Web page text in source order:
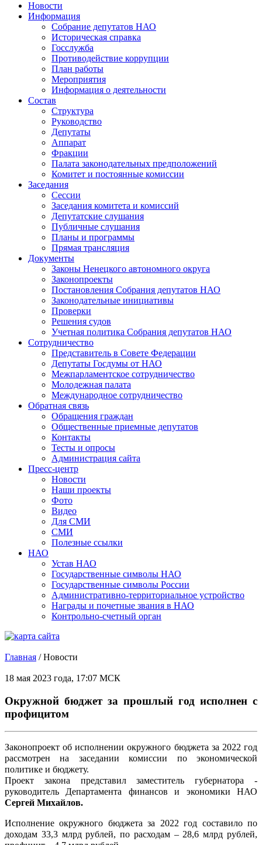
Новости
Информация
Собрание депутатов НАО
Историческая справка
Госслужба
Противодействие коррупции
План работы
Мероприятия
Информация о деятельности
Состав
Структура
Руководство
Депутаты
Аппарат
Фракции
Палата законодательных предположений
Комитет и постоянные комиссии
Заседания
Сессии
Заседания комитета и комиссий
Депутатские слушания
Публичные слушания
Планы и программы
Прямая трансляция
Документы
Законы Ненецкого автономного округа
Законопроекты
Постановления Собрания депутатов НАО
Законодательные инициативы
Проверки
Решения судов
Учетная политика Собрания депутатов НАО
Сотрудничество
Представитель в Совете Федерации
Депутаты Госдумы от НАО
Межпарламентское сотрудничество
Молодежная палата
Международное сотрудничество
Обратная cвязь
Обращения граждан
Общественные приемные депутатов
Контакты
Тесты и опросы
Администрация сайта
Пресс-центр
Новости
Наши проекты
Фото
Видео
Для СМИ
СМИ
Полезные ссылки
НАО
Устав НАО
Государственные символы НАО
Государственные символы России
Административно-территориальное устройство
Награды и почетные звания в НАО
Контрольно-счетный орган
Главная /Новости
18 мая 2023 года, 17:07 МСК
Окружной бюджет за прошлый год исполнен с
профицитом
Законопроект об исполнении окружного бюджета за 2022 год
рассмотрен на заседании комиссии по экономической
политике и бюджету.
Проект закона представил заместитель губернатора -
руководитель Департамента финансов и экономики НАО
Сергей Михайлов.
Исполнение окружного бюджета за 2022 год составило по
доходам 33,3 млрд рублей, по расходам – 28,6 млрд рублей,